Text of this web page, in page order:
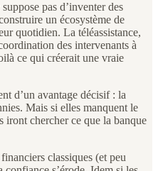
pas d’inventer des
un écosystème de
quotidien. La téléassistance,
des intervenants à
ce qui créerait une vraie
d’un avantage décisif : la
Mais si elles manquent le
iront chercher ce que la banque
classiques (et peu